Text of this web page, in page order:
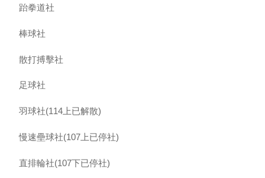
跆拳道社
棒球社
散打搏擊社
足球社
羽球社(114上已解散)
慢速壘球社(107上已停社)
直排輪社(107下已停社)